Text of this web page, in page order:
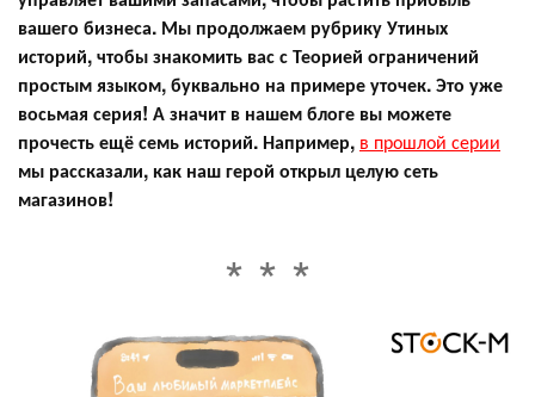
вашего бизнеса. Мы продолжаем рубрику Утиных
историй, чтобы знакомить вас с Теорией ограничений
простым языком, буквально на примере уточек. Это уже
восьмая серия! А значит в нашем блоге вы можете
прочесть ещё семь историй. Например, в прошлой серии
мы рассказали, как наш герой открыл целую сеть
магазинов!